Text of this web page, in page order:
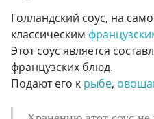
Голландский соус, на
классическим
Этот соус является
французских блюд.
Подают его к рыбе,